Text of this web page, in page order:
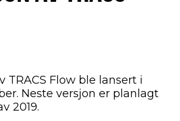
TRACS Flow ble lansert i
Neste versjon er planlagt
2019.